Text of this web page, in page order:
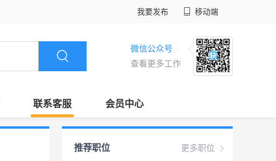
我要发布 移动端
微信公众号
查看更多工作
联系客服 会员中心
更多职位
推荐职位